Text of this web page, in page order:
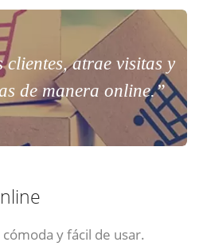
clientes, atrae visitas y
de manera online.”
y fácil de usar.